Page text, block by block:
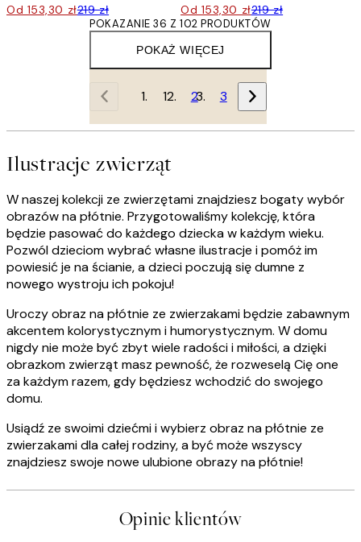
Od 153,30 zł219 zł Od 153,30 zł219 zł
POKAŻ WIĘCEJ
POKAZANIE 36 Z 102 PRODUKTÓW
1 2 3
Ilustracje zwierząt
W naszej kolekcji ze zwierzętami znajdziesz bogaty wybór
obrazów na płótnie. Przygotowaliśmy kolekcję, która
będzie pasować do każdego dziecka w każdym wieku.
Pozwól dzieciom wybrać własne ilustracje i pomóż im
powiesić je na ścianie, a dzieci poczują się dumne z
nowego wystroju ich pokoju!
Uroczy obraz na płótnie ze zwierzakami będzie zabawnym
akcentem kolorystycznym i humorystycznym. W domu
nigdy nie może być zbyt wiele radości i miłości, a dzięki
obrazkom zwierząt masz pewność, że rozweselą Cię one
za każdym razem, gdy będziesz wchodzić do swojego
domu.
Usiądź ze swoimi dziećmi i wybierz obraz na płótnie ze
zwierzakami dla całej rodziny, a być może wszyscy
znajdziesz swoje nowe ulubione obrazy na płótnie!
Opinie klientów